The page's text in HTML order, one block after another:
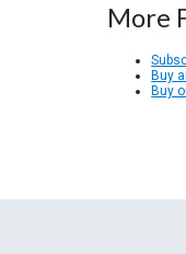
More
Buy
Buy